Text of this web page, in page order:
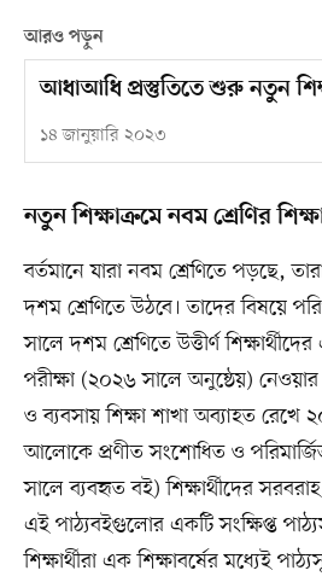
আরও পড়ুন
আধাআধি প্রস্তুতিতে শুরু নতুন
১৪ জানুয়ারি ২০২৩
নতুন শিক্ষাক্রমে নবম শ্রেণির
বর্তমানে যারা নবম শ্রেণিতে পড়ছে,
দশম শ্রেণিতে উঠবে। তাদের বিষয়ে
সালে দশম শ্রেণিতে উত্তীর্ণ
পরীক্ষা (২০২৬ সালে অনুষ্ঠেয়) নেওয়ার
ও ব্যবসায় শিক্ষা শাখা অব্যাহত রেখে
আলোকে প্রণীত সংশোধিত ও
সালে ব্যবহৃত বই) শিক্ষার্থীদের
এই পাঠ্যবইগুলোর একটি সংক্ষিপ্ত
শিক্ষার্থীরা এক শিক্ষাবর্ষের মধ্যেই